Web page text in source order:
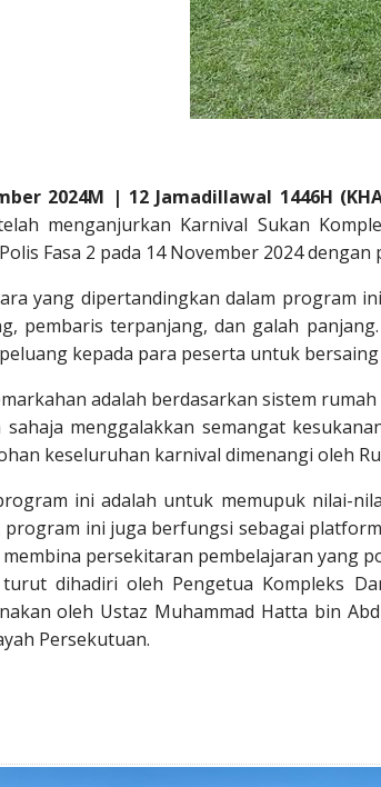
2024M | 12 Jamadillawal 1446H
menganjurkan Karnival Sukan
Fasa 2 pada 14 November 2024
yang dipertandingkan dalam program
pembaris terpanjang, dan galah
kepada para peserta untuk
adalah berdasarkan sistem
sahaja menggalakkan semangat
keseluruhan karnival dimenangi oleh
ini adalah untuk memupuk nilai-
program ini juga berfungsi sebagai
persekitaran pembelajaran yang
dihadiri oleh Pengetua Kompleks
oleh Ustaz Muhammad Hatta bin
Persekutuan.